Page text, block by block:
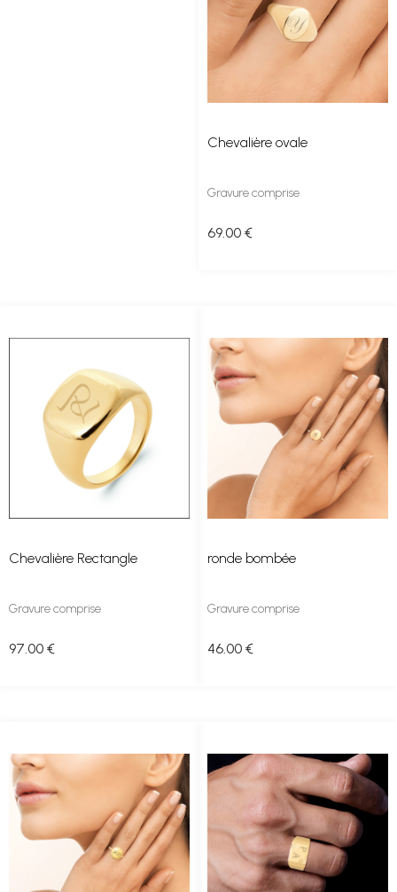
Chevalière ovale
Gravure comprise
69.00 €
Chevalière Rectangle
Gravure comprise
97.00 €
ronde bombée
Gravure comprise
46.00 €